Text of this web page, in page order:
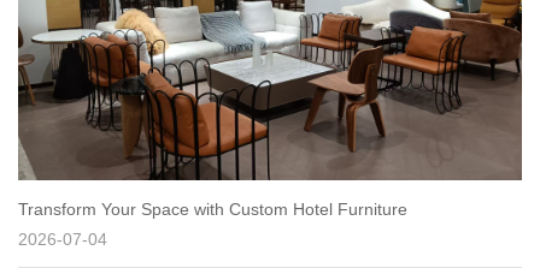
Transform Your Space with Custom Hotel Furniture
2026-07-04